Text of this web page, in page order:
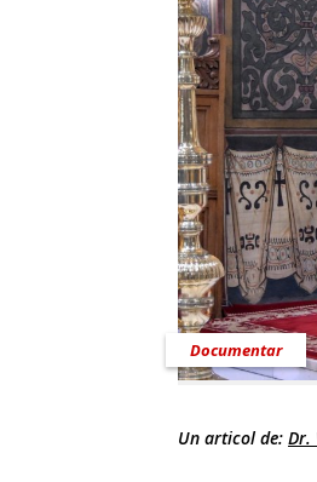
Documentar
Un articol de: Dr.